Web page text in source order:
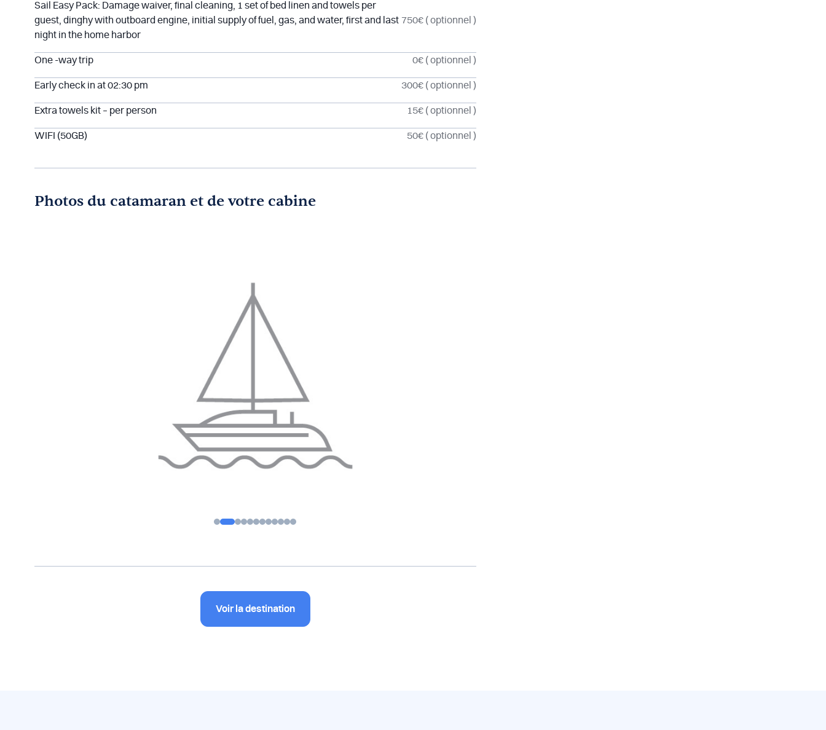
Sail Easy Pack: Damage waiver, final cleaning, 1 set of bed linen and towels per
guest, dinghy with outboard engine, initial supply of fuel, gas, and water, first and last
night in the home harbor
750€ ( optionnel )
One -way trip 0€ ( optionnel )
Early check in at 02:30 pm 300€ ( optionnel )
Extra towels kit – per person 15€ ( optionnel )
WIFI (50GB) 50€ ( optionnel )
Photos du catamaran et de votre cabine
Voir la destination